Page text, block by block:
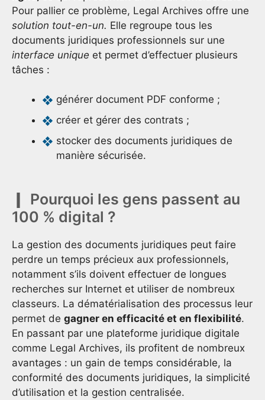
Pour pallier ce problème, Legal Archives offre une
solution tout-en-un. Elle regroupe tous les
documents juridiques professionnels sur une
interface unique et permet d’effectuer plusieurs
tâches :
générer document PDF conforme ;
créer et gérer des contrats ;
stocker des documents juridiques de
manière sécurisée.
Pourquoi les gens passent au
100 % digital ?
La gestion des documents juridiques peut faire
perdre un temps précieux aux professionnels,
notamment s’ils doivent effectuer de longues
recherches sur Internet et utiliser de nombreux
classeurs. La dématérialisation des processus leur
permet de gagner en efficacité et en flexibilité.
En passant par une plateforme juridique digitale
comme Legal Archives, ils profitent de nombreux
avantages : un gain de temps considérable, la
conformité des documents juridiques, la simplicité
d’utilisation et la gestion centralisée.